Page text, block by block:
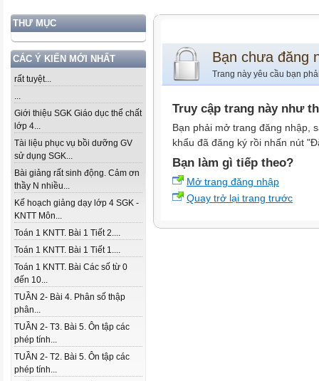
THƯ MỤC
CÁC Ý KIẾN MỚI NHẤT
rất tuyệt...
...
Giới thiệu SGK Giáo dục thể chất
lớp 4...
Tài liệu phục vụ bồi dưỡng GV
sử dụng SGK...
Bài giảng rất sinh động. Cảm ơn
thầy N nhiều...
Kế hoạch giảng dạy lớp 4 SGK -
KNTT Môn...
Toán 1 KNTT. Bài 1 Tiết 2....
Toán 1 KNTT. Bài 1 Tiết 1....
Toán 1 KNTT. Bài Các số từ 0
đến 10...
TUẦN 2- Bài 4. Phân số thập
phân...
TUẦN 2- T3. Bài 5. Ôn tập các
phép tính...
TUẦN 2- T2. Bài 5. Ôn tập các
phép tính...
Bạn chưa đăng
Trang này yêu cầu bạn
Truy cập trang này như
Bạn phải mở trang đăng nhập,
khẩu đã đăng ký rồi nhấn nút
Bạn làm gì tiếp theo?
Mở trang đăng nhập
Quay trở lại trang trước